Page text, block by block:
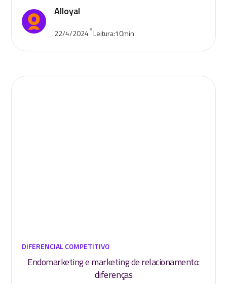
Alloyal
22/4/2024•Leitura:10min
DIFERENCIAL COMPETITIVO
Endomarketing e marketing de relacionamento:
diferenças